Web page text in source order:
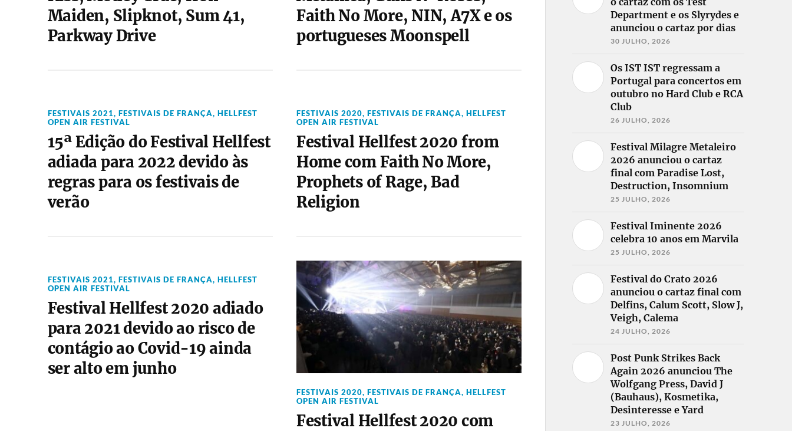
Maiden, Slipknot, Sum 41,
Parkway Drive
Faith No More, NIN, A7X e os
portugueses Moonspell
FESTIVAIS 2021, FESTIVAIS DE FRANÇA, HELLFEST
OPEN AIR FESTIVAL
15ª Edição do Festival Hellfest
adiada para 2022 devido às
regras para os festivais de
verão
FESTIVAIS 2020, FESTIVAIS DE FRANÇA, HELLFEST
OPEN AIR FESTIVAL
Festival Hellfest 2020 from
Home com Faith No More,
Prophets of Rage, Bad
Religion
FESTIVAIS 2021, FESTIVAIS DE FRANÇA, HELLFEST
OPEN AIR FESTIVAL
Festival Hellfest 2020 adiado
para 2021 devido ao risco de
contágio ao Covid-19 ainda
ser alto em junho
FESTIVAIS 2020, FESTIVAIS DE FRANÇA, HELLFEST
OPEN AIR FESTIVAL
Festival Hellfest 2020 com
Department e os Slyrydes e
anunciou o cartaz por dias
30 JULHO, 2026
Os IST IST regressam a
Portugal para concertos em
outubro no Hard Club e RCA
Club
26 JULHO, 2026
Festival Milagre Metaleiro
2026 anunciou o cartaz
final com Paradise Lost,
Destruction, Insomnium
25 JULHO, 2026
Festival Iminente 2026
celebra 10 anos em Marvila
25 JULHO, 2026
Festival do Crato 2026
anunciou o cartaz final com
Delfins, Calum Scott, Slow J,
Veigh, Calema
24 JULHO, 2026
Post Punk Strikes Back
Again 2026 anunciou The
Wolfgang Press, David J
(Bauhaus), Kosmetika,
Desinteresse e Yard
23 JULHO, 2026